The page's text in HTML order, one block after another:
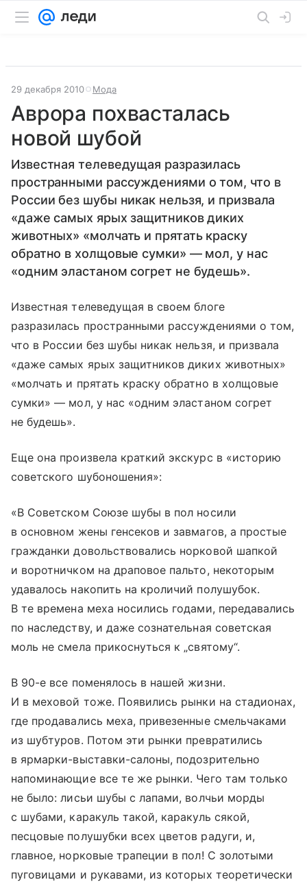
29 декабря 2010 Мода
Аврора похвасталась
новой шубой
Известная телеведущая разразилась
пространными рассуждениями о том, что в
России без шубы никак нельзя, и призвала
«даже самых ярых защитников диких
животных» «молчать и прятать краску
обратно в холщовые сумки» — мол, у нас
«одним эластаном согрет не будешь».
Известная телеведущая в своем блоге
разразилась пространными рассуждениями о том,
что в России без шубы никак нельзя, и призвала
«даже самых ярых защитников диких животных»
«молчать и прятать краску обратно в холщовые
сумки» — мол, у нас «одним эластаном согрет
не будешь».
Еще она произвела краткий экскурс в «историю
советского шубоношения»:
«В Советском Союзе шубы в пол носили
в основном жены генсеков и завмагов, а простые
гражданки довольствовались норковой шапкой
и воротничком на драповое пальто, некоторым
удавалось накопить на кроличий полушубок.
В те времена меха носились годами, передавались
по наследству, и даже сознательная советская
моль не смела прикоснуться к „святому“.
В 90-е все поменялось в нашей жизни.
И в меховой тоже. Появились рынки на стадионах,
где продавались меха, привезенные смельчаками
из шубтуров. Потом эти рынки превратились
в ярмарки-выставки-салоны, подозрительно
напоминающие все те же рынки. Чего там только
не было: лисьи шубы с лапами, волчьи морды
с шубами, каракуль такой, каракуль сякой,
песцовые полушубки всех цветов радуги, и,
главное, норковые трапеции в пол! С золотыми
пуговицами и рукавами, из которых теоретически